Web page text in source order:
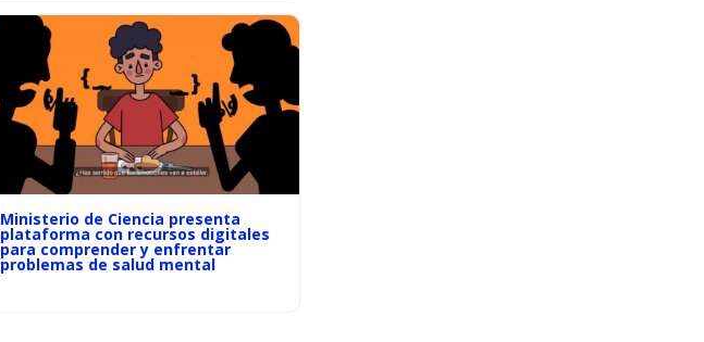
Ministerio de Ciencia presenta
plataforma con recursos digitales
para comprender y enfrentar
problemas de salud mental